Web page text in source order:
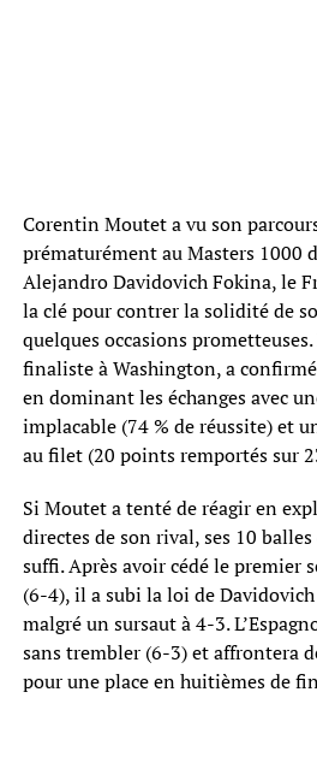
Corentin Moutet a vu son
prématurément au Masters 1000
Alejandro Davidovich Fokina, le
la clé pour contrer la solidité de
quelques occasions prometteuses.
finaliste à Washington, a
en dominant les échanges avec
implacable (74 % de réussite) et
au filet (20 points remportés sur
Si Moutet a tenté de réagir en
directes de son rival, ses 10 balles
suffi. Après avoir cédé le premier
(6-4), il a subi la loi de
malgré un sursaut à 4-3.
sans trembler (6-3) et affrontera
pour une place en huitièmes de